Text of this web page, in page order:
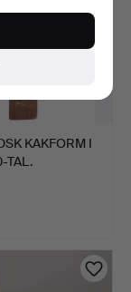
KAKFORM I
TAL.